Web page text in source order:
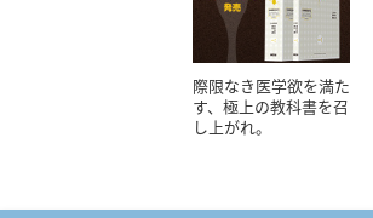
際限なき医学欲を満た
す、極上の教科書を召
し上がれ。